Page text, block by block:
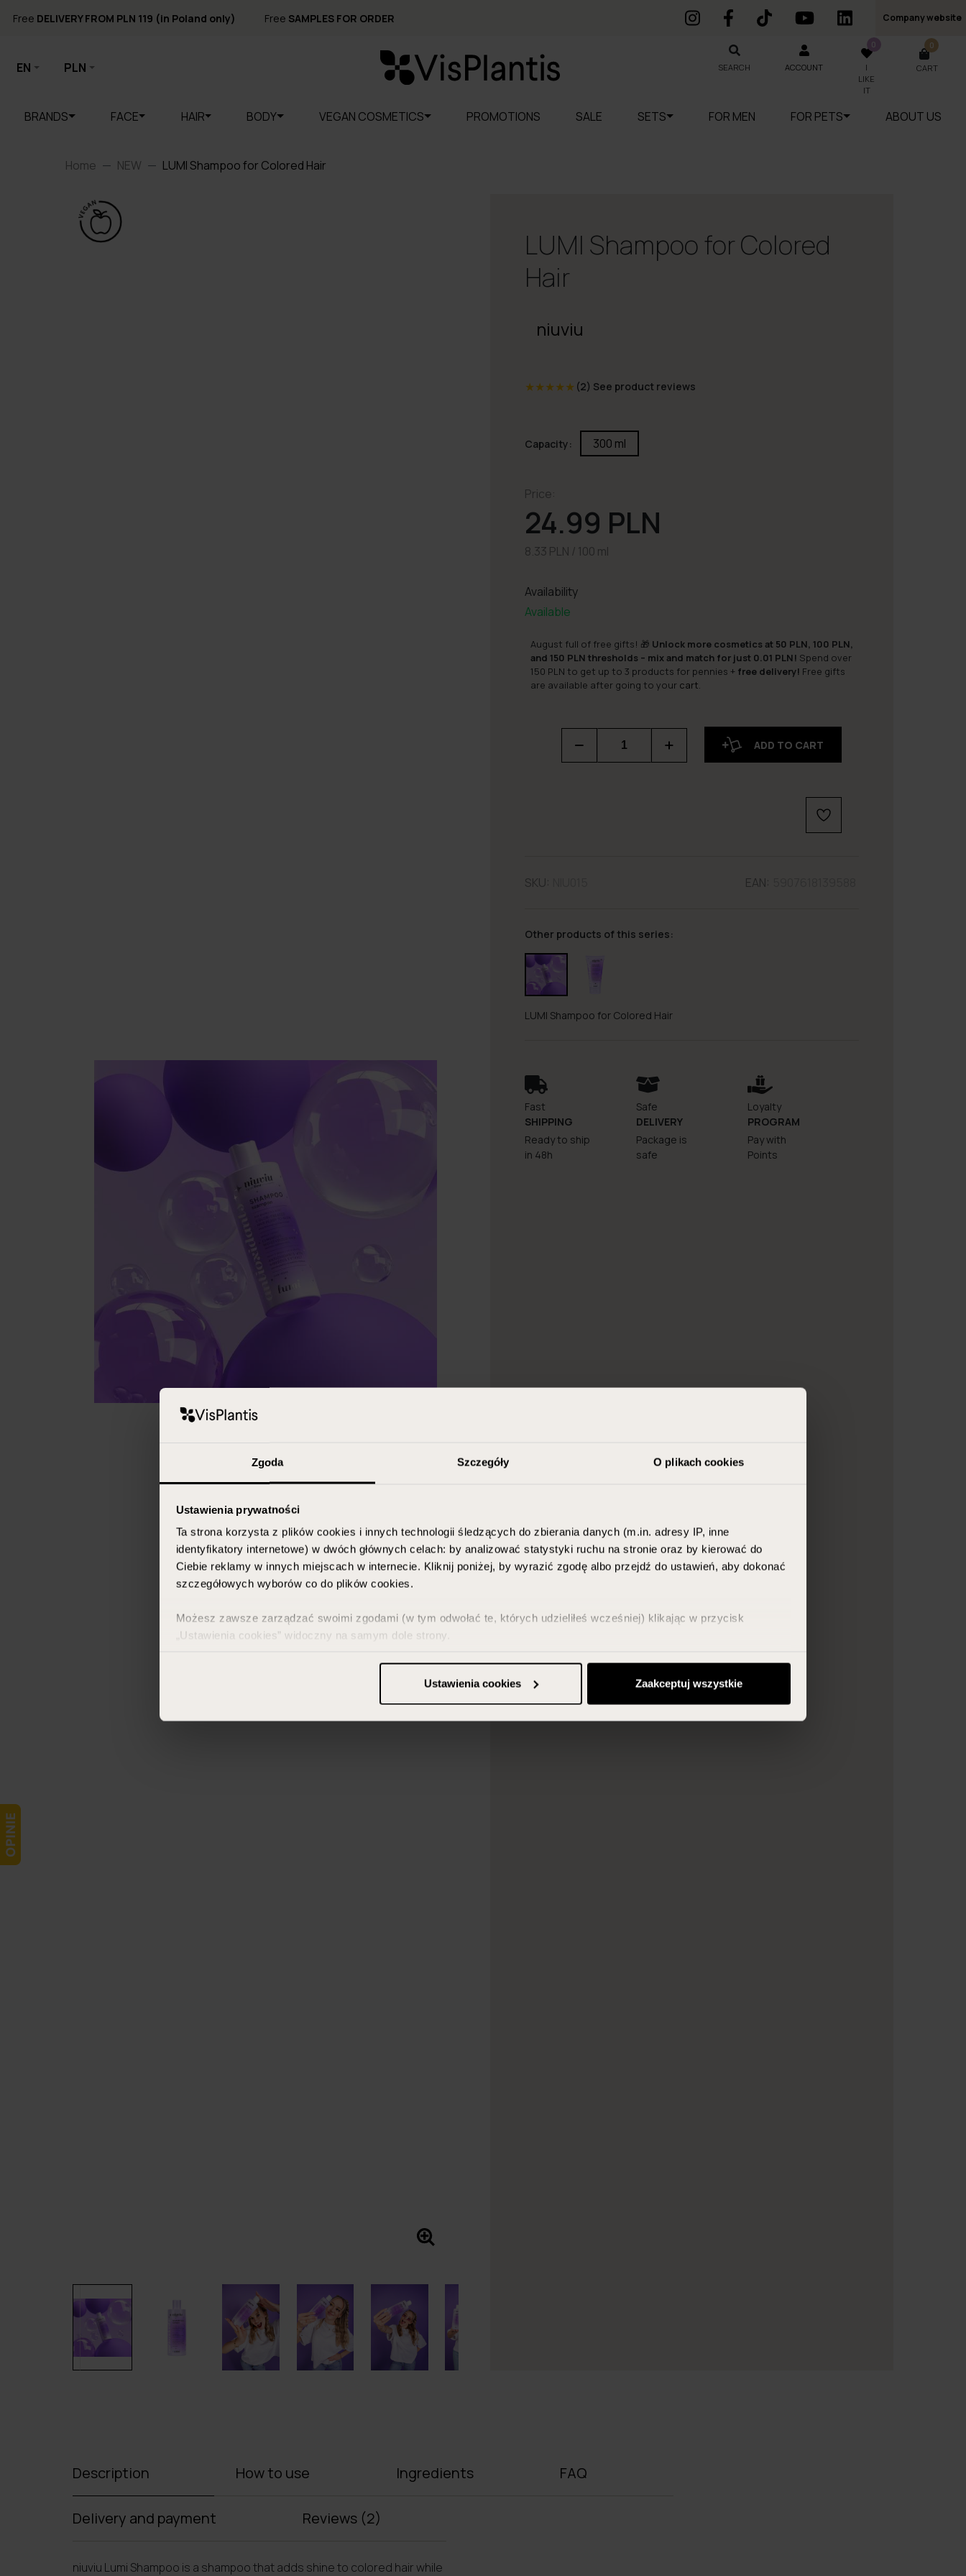
Zgoda Szczegóły O plikach cookies
Ustawienia prywatności
Ta strona korzysta z plików cookies i innych technologii śledzących do zbierania danych (m.in. adresy IP, inne
identyfikatory internetowe) w dwóch głównych celach: by analizować statystyki ruchu na stronie oraz by kierować do
Ciebie reklamy w innych miejscach w internecie. Kliknij poniżej, by wyrazić zgodę albo przejdź do ustawień, aby dokonać
szczegółowych wyborów co do plików cookies.
Możesz zawsze zarządzać swoimi zgodami (w tym odwołać te, których udzieliłeś wcześniej) klikając w przycisk
„Ustawienia cookies” widoczny na samym dole strony.
Ustawienia cookies
Zaakceptuj wszystkie
Free DELIVERY FROM PLN 119 (in Poland only) Free SAMPLES FOR ORDER Company website
EN PLN SEARCH ACCOUNT
0
I
LIKE
IT
0
CART
BRANDS FACE HAIR BODY VEGAN COSMETICS PROMOTIONS SALE SETS FOR MEN FOR PETS ABOUT US
SEARCH
Home NEW LUMI Shampoo for Colored Hair
LUMI Shampoo for Colored
Hair
niuviu
★★★★★ (2) See product reviews
Capacity: 300 ml
Price:
24.99 PLN
8.33 PLN / 100 ml
Availability
Available
August full of free gifts! 🎁 Unlock more cosmetics at 50 PLN, 100 PLN,
and 150 PLN thresholds – mix and match for just 0.01 PLN! Spend over
150 PLN to get up to 3 products for pennies + free delivery! Free gifts
are available after going to your cart.
ADD TO CART
SKU: EAN:
Other products of this series:
LUMI Shampoo for Colored Hair
Fast
SHIPPING
Ready to ship
in 48h
Safe
DELIVERY
Package is
safe
Loyalty
PROGRAM
Pay with
Points
Description How to use Ingredients FAQ
Delivery and payment Reviews (2)
niuviu Lumi Shampoo is a shampoo that adds shine to colored hair while